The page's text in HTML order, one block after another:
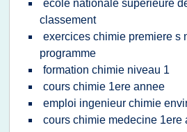
ecole nationale superieure
classement
exercices chimie premiere s
programme
formation chimie niveau 1
cours chimie 1ere annee
emploi ingenieur chimie
cours chimie medecine 1ere